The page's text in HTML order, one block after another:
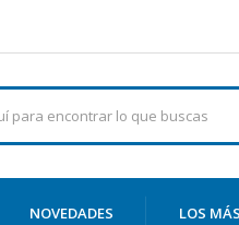
NOVEDADES LOS